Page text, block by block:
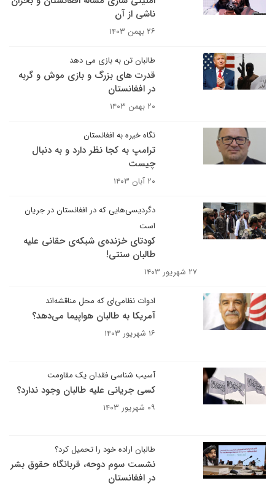
ناشی از آن
۲۶ بهمن ۱۴۰۳
طالبان تن به بازی می دهد
قدرت های بزرگ و بازی موش و گربه
در افغانستان
۲۰ بهمن ۱۴۰۳
نگاه خیره به افغانستان
ترامپ به کجا نظر دارد و به دنبال
چیست‌
۲۰ آبان ۱۴۰۳
دگردیسی‌هایی که در افغانستان در جریان
است
کودتای خزنده‌ی شبکه‌ی حقانی علیه
طالبان سنتی!
۲۷ شهریور ۱۴۰۳
ادوات نظامی‌ای که محل مناقشه‌اند
آمریکا به طالبان هواپیما می‌دهد؟
۱۶ شهریور ۱۴۰۳
آسیب شناسی فقدان یک مقاومت
کسی جریانی علیه طالبان وجود ندارد؟
۰۹ شهریور ۱۴۰۳
طالبان اراده خود را تحمیل کرد؟
نشست سوم دوحه، قربانگاه حقوق بشر
در افغانستان